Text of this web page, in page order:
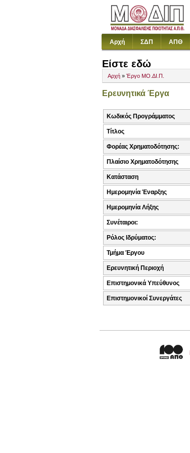
Αρχή ΣΔΠ ΑΠΘ
Είστε εδώ
Αρχή » Έργο ΜΟ.ΔΙ.Π.
Ερευνητικά Έργα
Κωδικός Προγράμματος
Τίτλος
Φορέας Χρηματοδότησης:
Πλαίσιο Χρηματοδότησης
Κατάσταση
Ημερομηνία Έναρξης
Ημερομηνία Λήξης
Συνέταιροι:
Ρόλος Ιδρύματος:
Τμήμα Έργου
Ερευνητική Περιοχή
Επιστημονικά Υπεύθυνος
Επιστημονικοί Συνεργάτες